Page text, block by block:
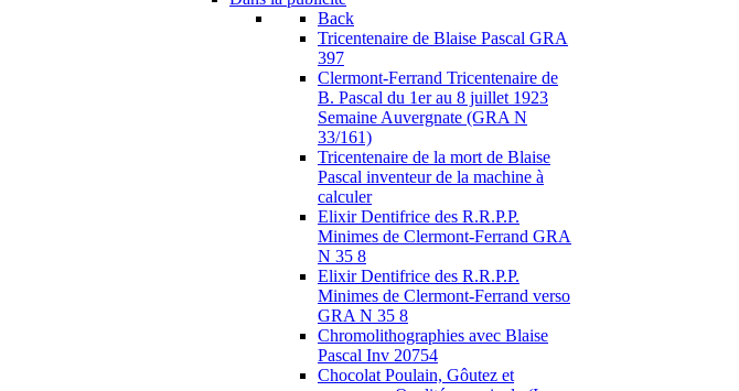
Back
Tricentenaire de Blaise Pascal GRA
397
Clermont-Ferrand Tricentenaire de
B. Pascal du 1er au 8 juillet 1923
Semaine Auvergnate (GRA N
33/161)
Tricentenaire de la mort de Blaise
Pascal inventeur de la machine à
calculer
Elixir Dentifrice des R.R.P.P.
Minimes de Clermont-Ferrand GRA
N 35 8
Elixir Dentifrice des R.R.P.P.
Minimes de Clermont-Ferrand verso
GRA N 35 8
Chromolithographies avec Blaise
Pascal Inv 20754
Chocolat Poulain, Gôutez et